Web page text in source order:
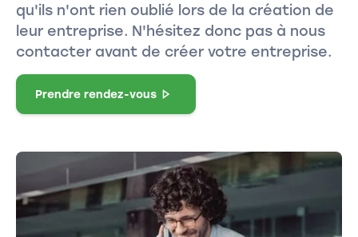
qu'ils n'ont rien oublié lors de la création de
leur entreprise. N'hésitez donc pas à nous
contacter avant de créer votre entreprise.
Prendre rendez-vous